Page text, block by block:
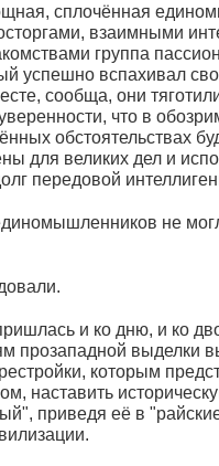
сплочённая
взаимными
группа
успешно вспахивал
сообща, они
что в
обстоятельствах
для великих дел и
передовой
не
и ко дню, и ко
прозападной выделки
которым
наставить
приведя её в